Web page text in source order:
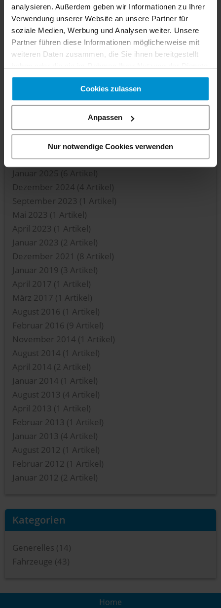
analysieren. Außerdem geben wir Informationen zu Ihrer
Verwendung unserer Website an unsere Partner für
soziale Medien, Werbung und Analysen weiter. Unsere
Partner führen diese Informationen möglicherweise mit
weiteren Daten zusammen, die Sie ihnen bereitgestellt
gesammelt haben. Sie geben Einwilligung zu unseren
Cookies, wenn Sie unsere Webseite weiterhin nutzen.
Cookies zulassen
Anpassen
Nur notwendige Cookies verwenden
Vorheriger Artikel
Nächster Artikel
Zurück zur Übersicht
(1 Artikel)
Februar 2025(2 Artikel)
Januar 2025 (6 Artikel)
Dezember 2024 (4 Artikel)
September 2023 (1 Artikel)
Mai 2023 (1 Artikel)
April 2023 (1 Artikel)
Januar 2023 (2 Artikel)
Dezember 2021 (8 Artikel)
Januar 2019 (3 Artikel)
April 2017 (1 Artikel)
März 2017 (1 Artikel)
August 2016 (1 Artikel)
Februar 2016 (9 Artikel)
November 2014 (1 Artikel)
August 2014 (1 Artikel)
April 2014 (2 Artikel)
Januar 2014 (1 Artikel)
August 2013 (4 Artikel)
April 2013 (1 Artikel)
Februar 2013 (1 Artikel)
Januar 2013 (4 Artikel)
August 2012 (1 Artikel)
Februar 2012 (1 Artikel)
Januar 2012 (2 Artikel)
Kategorien
Generelles (14)
Fahrzeuge (43)
Home